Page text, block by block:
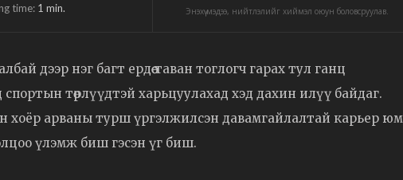
time: 1 min. Энэхүү мэдээ, нийтлэлийг хиймэл оюун боловсруулав.
дээр нэг багт ердөө таван тоглогч гарах тул ганц
спортын төрлүүдтэй харьцуулахад хэд дахин илүү байдаг.
арваны турш үргэлжилсэн давамгайлалтай карьер
үлэмж биш гэсэн үг биш.